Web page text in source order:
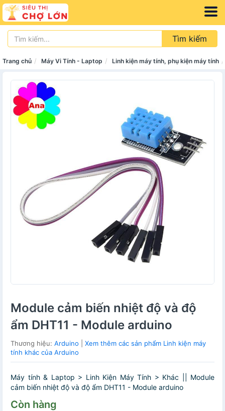
Tìm kiếm
Trang chủ Máy Vi Tính - Laptop Linh kiện máy tính, phụ kiện máy tính
Module cảm biến nhiệt độ và độ
ẩm DHT11 - Module arduino
Thương hiệu: Arduino
Xem thêm các sản phẩm Linh kiện máy
tính khác của Arduino
Máy tính & Laptop > Linh Kiện Máy Tính > Khác || Module
cảm biến nhiệt độ và độ ẩm DHT11 - Module arduino
Còn hàng